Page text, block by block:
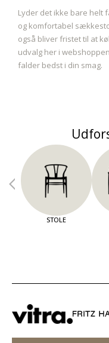
Lyder det ikke bare helt
og komfortabel
også bliver fristet til at
udvalg her i
falder bedst i din smag.
STOLE